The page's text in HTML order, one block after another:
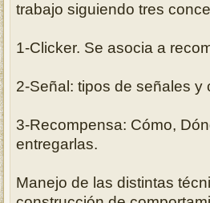
trabajo siguiendo tres
1-Clicker. Se asocia a
2-Señal: tipos de señales y
3-Recompensa: Cómo,
entregarlas.
Manejo de las distintas